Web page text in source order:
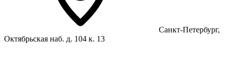
Санкт-Петербург,
Октябрьская наб. д. 104 к. 13